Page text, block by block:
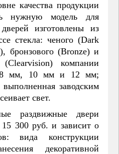
качества продукции
нужную модель для
изготовлены из
стекла: ченого (Dark
бронзового (Bronze) и
(Clearvision) компании
8 мм, 10 мм и 12 мм;
выполненная заводским
свет.
раздвижные двери
15 300 руб. и зависит о
вида конструкции
декоративной